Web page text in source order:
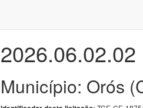
2026.06.02.02
Município: Orós